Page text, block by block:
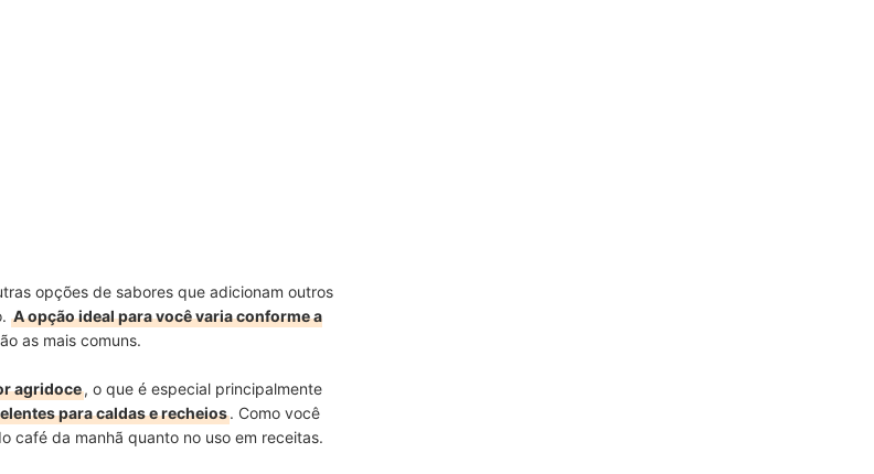
opções de sabores que adicionam outros
A opção ideal para você varia conforme a
as mais comuns.
agridoce, o que é especial principalmente
para caldas e recheios. Como você
café da manhã quanto no uso em receitas.